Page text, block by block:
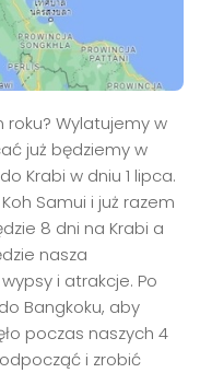
Wylatujemy w
już będziemy w
Krabi w dniu 1 lipca.
Samui i już razem
8 dni na Krabi a
nasza
i atrakcje. Po
Bangkoku, aby
poczas naszych 4
i zrobić